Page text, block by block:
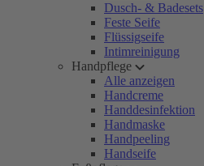
Dusch- & Badesets
Feste Seife
Flüssigseife
Intimreinigung
Handpflege
Alle anzeigen
Handcreme
Handdesinfektion
Handmaske
Handpeeling
Handseife